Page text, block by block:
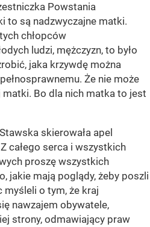
Powstania
to są nadzwyczajne matki.
chłopców
ludzi, mężczyzn, to było
jaka krzywdę można
Że nie może
Bo dla nich matka to jest
skierowała apel
Z całego serca i wszystkich
proszę wszystkich
jakie mają poglądy, żeby poszli
myśleli o tym, że kraj
nawzajem obywatele,
strony, odmawiający praw